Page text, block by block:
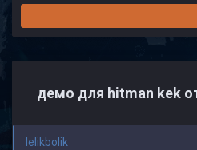
демо для hitman kek
lelikbolik